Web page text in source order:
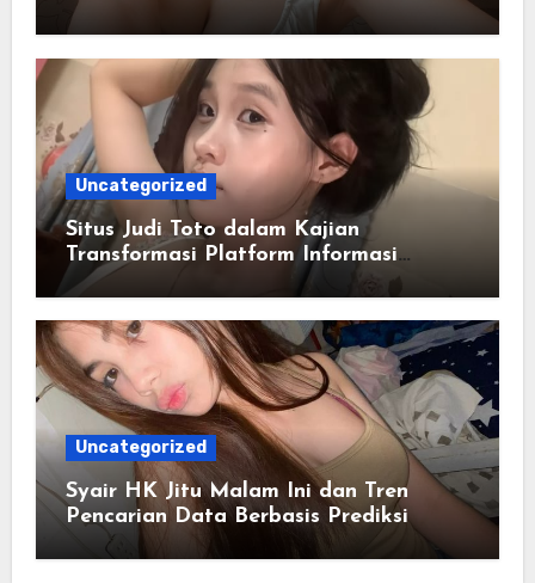
Uncategorized
Situs Judi Toto dalam Kajian
Transformasi Platform Informasi
Online
Uncategorized
Syair HK Jitu Malam Ini dan Tren
Pencarian Data Berbasis Prediksi